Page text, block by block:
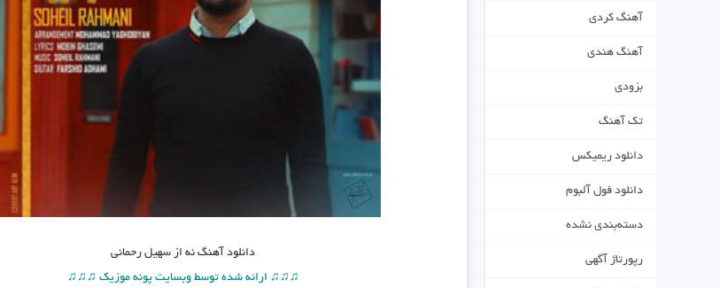
دانلود آهنگنه از سهیل رحمانی
♫♫♫ ارائه شده توسط وبسایت پونه موزیک ♫♫♫
آهنگ کردی
آهنگ هندی
بزودی
تک آهنگ
دانلود ریمیکس
دانلود فول آلبوم
دسته‌بندی نشده
رپورتاژ آگهی